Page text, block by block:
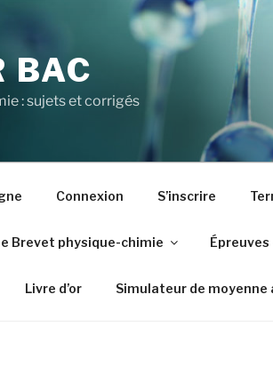
BAC
: sujets et corrigés
Connexion S’inscrire
Brevet physique-chimie
Livre d’or Simulateur de moyenne